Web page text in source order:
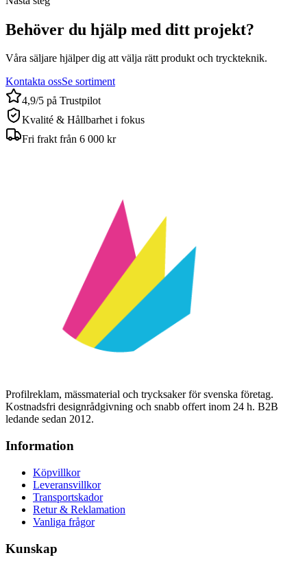
Behöver du hjälp med ditt projekt?
Våra säljare hjälper dig att välja rätt produkt och tryckteknik.
Kontakta ossSe sortiment
4,9/5 på Trustpilot
Kvalité & Hållbarhet i fokus
Fri frakt från 6 000 kr
Profilreklam, mässmaterial och trycksaker för svenska företag.
Kostnadsfri designrådgivning och snabb offert inom 24 h. B2B
ledande sedan 2012.
Information
Köpvillkor
Leveransvillkor
Transportskador
Retur & Reklamation
Vanliga frågor
Kunskap